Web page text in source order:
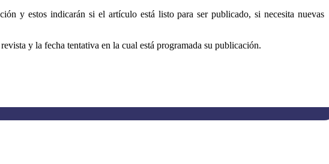
y estos indicarán si el artículo está listo para ser publicado, si necesita nuevas
y la fecha tentativa en la cual está programada su publicación.